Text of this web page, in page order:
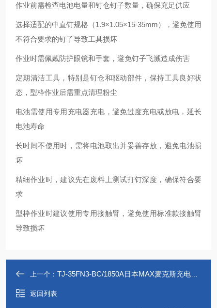
作业前需检查电池电量和钉仓钉子数量，确保充足供应
选择适配的中直钉规格（1.9×1.05×15-35mm），避免使用
不符合要求的钉子导致工具损坏
作业时需佩戴防护眼镜和手套，避免钉子飞溅造成伤害
定期清洁工具，特别是钉仓和驱动部件，保持工具良好状
态，型枠作业后需重点清理粉尘
电池需使用专用充电器充电，避免过度充电或放电，延长
电池寿命
长时间不使用时，需将电池取出并妥善存放，避免电池损
坏
精细作业时，建议先在废料上测试打钉深度，确保符合要
求
型枠作业时建议使用专用接触臂，避免使用标准款接触臂
导致损坏
上一个： TJ-35FN3-BC/1850A日本MAX麦克斯充电式中直钉枪TJ-35FN3系列
返回列表